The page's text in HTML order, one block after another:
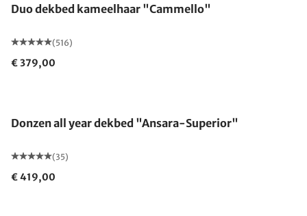
Duo dekbed kameelhaar "Cammello"
(516)
€ 379,00
Donzen all year dekbed "Ansara-Superior"
(35)
€ 419,00